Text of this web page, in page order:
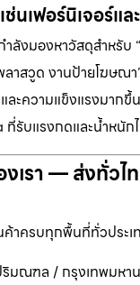
ช่นเฟอร์นิเจอร์แ
ลังมองหาวัสดุสำหรับ
ลาสวูด งานป้ายโฆษณ
ะความแข็งแรงมากขึ้
รับแรงกดและน้ำหนัก
เรา — ส่งทั่วไ
าครบทุกพื้นที่ทั่วประเ
มณฑล / กรุงเทพมหา